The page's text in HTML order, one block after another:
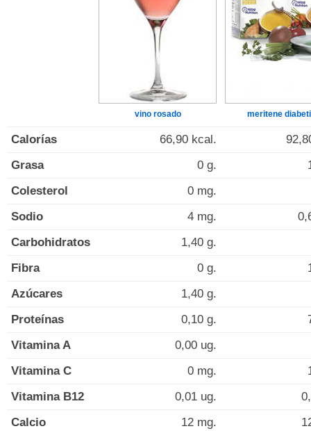
vino rosado meritene
Calorías 66,90 kcal.
Grasa
0 g.
Colesterol
0 mg.
Sodio
4 mg.
Carbohidratos
1,40 g.
Fibra
0 g.
Azúcares
1,40 g.
Proteínas
0,10 g.
Vitamina A
0,00 ug.
Vitamina C
0 mg.
Vitamina B12
0,01 ug.
Calcio
12 mg.